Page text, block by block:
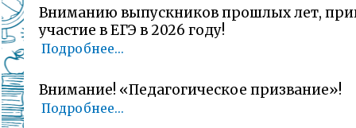
Вниманию выпускников прошлых лет,
участие в ЕГЭ в 2026 году!
Подробнее...
Внимание! «Педагогическое призвание»!
Подробнее...